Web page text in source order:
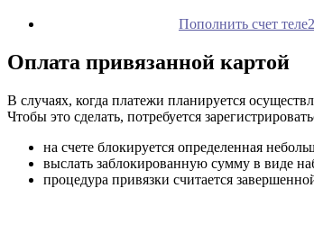
Пополнить счет
Оплата привязанной картой
В случаях, когда платежи планируется
Чтобы это сделать, потребуется
на счете блокируется определенная
выслать заблокированную сумму в виде
процедура привязки считается